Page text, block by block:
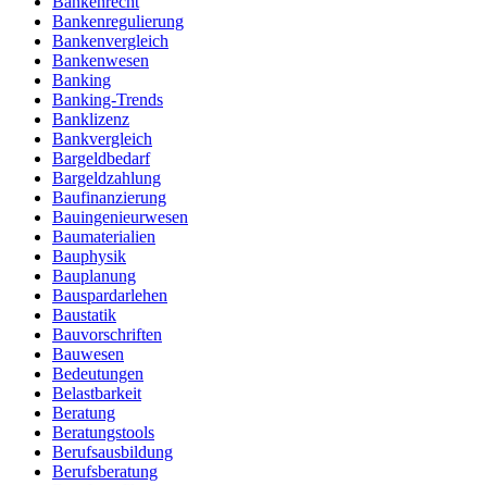
Bankenregulierung
Bankenvergleich
Bankenwesen
Banking
Banking-Trends
Banklizenz
Bankvergleich
Bargeldbedarf
Bargeldzahlung
Baufinanzierung
Bauingenieurwesen
Baumaterialien
Bauphysik
Bauplanung
Bauspardarlehen
Baustatik
Bauvorschriften
Bauwesen
Bedeutungen
Belastbarkeit
Beratung
Beratungstools
Berufsausbildung
Berufsberatung